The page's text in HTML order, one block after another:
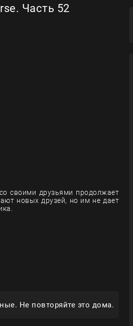
Часть 52
своими друзьями продолжает
новых друзей, но им не дает
Не повторяйте это дома.